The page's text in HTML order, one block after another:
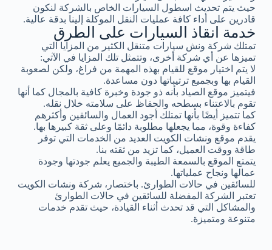
حيث يتم تحديث اسطول السيارات الخاص بالشركة لنكون
قادرين على أداء كافة عمليات النقل الموكلة إلينا بدقة عالية.
خدمة انقاذ السيارات على الطرق
تمتلك شركة ونش سيارات متنقل الكثير من المزايا التي
تميزها عن أي شركة أخرى، وتتمثل تلك المزايا في الآتي:
لا يتم اختيار موقع للقيام بهذه المهمة من فراغ، ولكن لصعوبة
القيام بها وبجميع ترتيباتها دون مساعدة.
فيتميز موقع الصياد بأنه ذو جودة وخبرة كافية بالمجال كما أنها
تقوم بالاعتناء بسطحه والحفاظ على سلامته خلال نقله.
كما تتميز أيضًا بأنها تمتلك أجود العمال والسائقين وأكثرهم
كفاءة وقوة، مما يجعلها مطلوبة دائمًا وعلى ثقة كبيرها بها.
يقدم موقع ونشات الكويت العديد من الخدمات التي توفر
طاقة ووقت العميل، كما تزيد من ثقته بنا.
يتمتع الموقع بالسمعة الطيبة والجميع يعلم جودتها وجودة
عمالها ونجاح عملياتها.
للسائقين في حالات الطوارئ. باختصار، شركة ونشات الكويت
تعتبر الشركة المفضلة للسائقين في حالات الطوارئ
والمشاكل التي قد تحدث أثناء القيادة، حيث تقدم خدمات
متنوعة ومتميزة.